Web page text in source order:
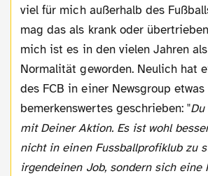
viel für mich außerhalb des
mag das als krank oder
mich ist es in den vielen Jahren
Normalität geworden. Neulich hat
des FCB in einer Newsgroup etwas
bemerkenswertes geschrieben: "
mit Deiner Aktion. Es ist wohl
nicht in einen Fussballprofiklub zu
irgendeinen Job, sondern sich eine